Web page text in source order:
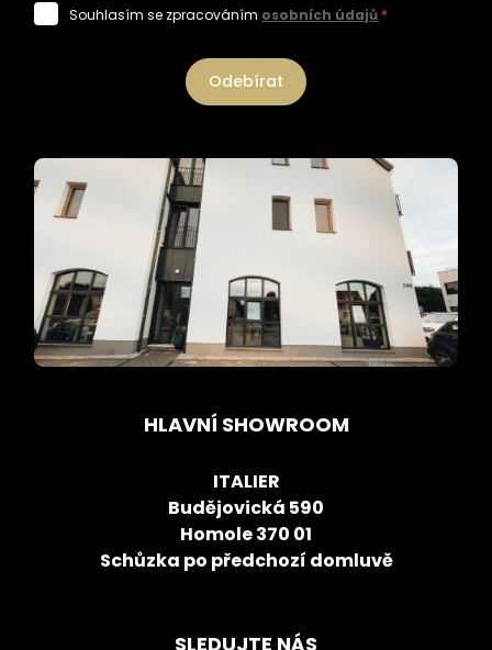
Souhlasím se zpracováním osobních údajů *
Odebírat
HLAVNÍ SHOWROOM
ITALIER
Budějovická 590
Homole 370 01
Schůzka po předchozí domluvě
SLEDUJTE NÁS